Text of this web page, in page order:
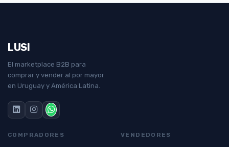
LUSI
El marketplace B2B para
comprar y vender al por mayor
en Uruguay y América Latina.
COMPRADORES VENDEDORES